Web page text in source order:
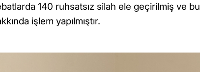
140 ruhsatsız silah ele geçirilmiş ve bu
işlem yapılmıştır.